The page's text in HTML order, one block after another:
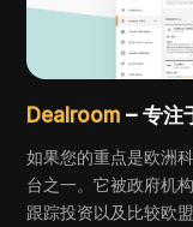
Dealroom – 专注
如果您的重点是欧洲
台之一。它被政府机
跟踪投资以及比较欧